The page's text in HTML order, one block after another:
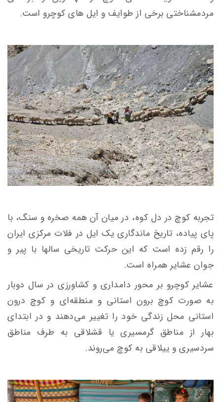
مردمشناختی برخی از طوایف و ایل های کوچرو است.
تجربه کوچ در دل کوه، در میان آن همه صخره و سنگ، با
پای پیاده، تاریخ ماندگاری یک ایل در فلات مرکزی ایران
را رقم زده است که این حرکت تاریخی سالها با پیر و
جوان عشایر همراه است.
عشایر کوچرو بر محور دامداری و کشاورزی در سال دوبار
به صورت کوچ برون استانی و منطقه‌ای و کوچ درون
استانی محل زندگی خود را تغییر می‌دهند و در ابتدای
بهار از مناطق گرمسیری یا قشلاقی به طرف مناطق
سردسیری و ییلاقی به کوچ می‌روند.